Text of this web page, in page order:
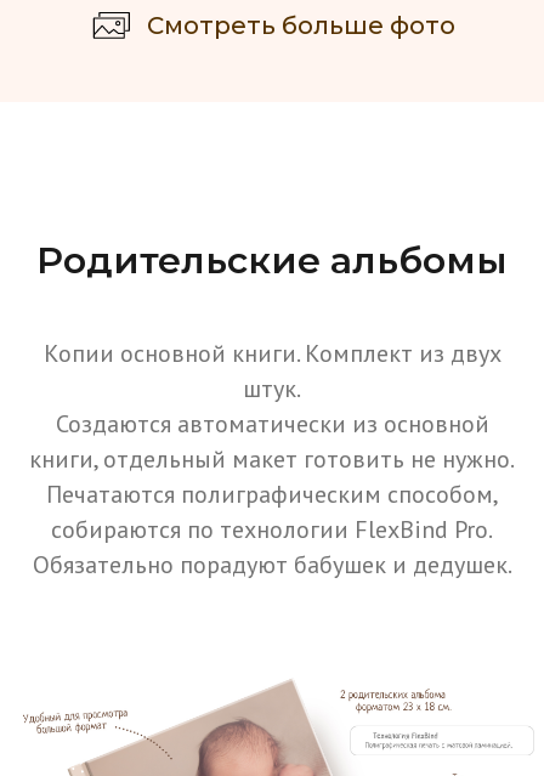
Смотреть больше фото
Родительские альбомы
Копии основной книги. Комплект из двух
штук.
Создаются автоматически из основной
книги, отдельный макет готовить не нужно.
Печатаются полиграфическим способом,
собираются по технологии FlexBind Pro.
Обязательно порадуют бабушек и дедушек.